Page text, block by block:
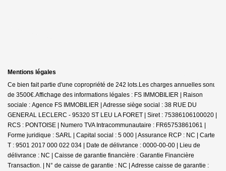
Mentions légales
Ce bien fait partie d'une copropriété de 242 lots.Les charges annuelles sont
de 3500€. Affichage des informations légales : FS IMMOBILIER | Raison
sociale : Agence FS IMMOBILIER | Adresse siège social : 38 RUE DU
GENERAL LECLERC - 95320 ST LEU LA FORET | Siret : 75386106100020 |
RCS : PONTOISE | Numero TVA Intracommunautaire : FR65753861061 |
Forme juridique : SARL | Capital social : 5 000 | Assurance RCP : NC | Carte
T : 9501 2017 000 022 034 | Date de délivrance : 0000-00-00 | Lieu de
délivrance : NC | Caisse de garantie financière : Garantie Financière
Transaction. | N° de caisse de garantie : NC | Adresse caisse de garantie :